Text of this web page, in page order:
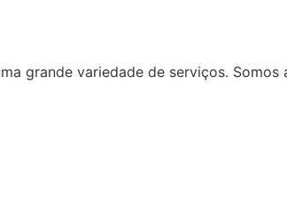
grande variedade de serviços.